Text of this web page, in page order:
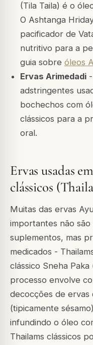
(Tila Taila) é o
O Ashtanga
pacificador de
nutritivo para a
guia sobre óleos
Ervas Arimedadi-
adstringentes
bochechos com
clássicos para a
oral.
Ervas usadas
clássicos
Muitas das ervas
importantes não
suplementos, mas
medicados -
clássico Sneha
processo envolve
decocções de ervas
(tipicamente
infundindo o óleo
Thailams clássicos